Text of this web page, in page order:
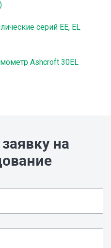
серий ЕЕ, EL
Ashcroft 30EL
на